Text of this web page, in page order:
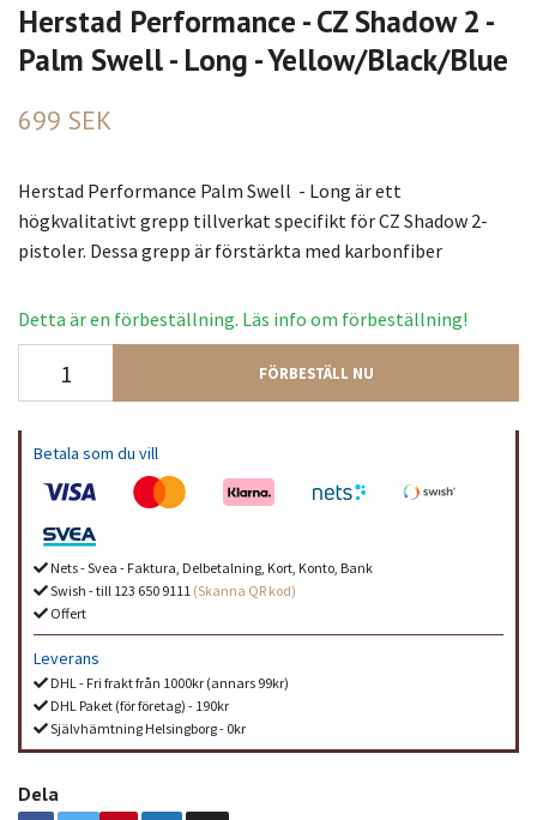
Herstad Performance - CZ Shadow 2 -
Palm Swell - Long - Yellow/Black/Blue
699 SEK
Herstad Performance Palm Swell - Long är ett
högkvalitativt grepp tillverkat specifikt för CZ Shadow 2-
pistoler. Dessa grepp är förstärkta med karbonfiber
Detta är en förbeställning. Läs info om förbeställning!
FÖRBESTÄLL NU
Betala som du vill
Nets - Svea - Faktura, Delbetalning, Kort, Konto, Bank
Swish - till 123 650 9111 (Skanna QR kod)
Offert
Leverans
DHL - Fri frakt från 1000kr (annars 99kr)
DHL Paket (för företag) - 190kr
Självhämtning Helsingborg - 0kr
Dela